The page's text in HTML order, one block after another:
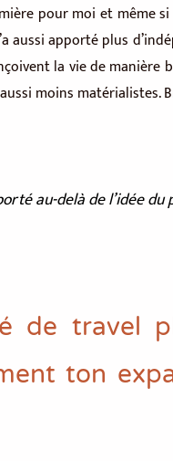
pour moi et même
apporté plus
la vie de
moins matérialistes.
au-delà de l’idée
de travel
ton